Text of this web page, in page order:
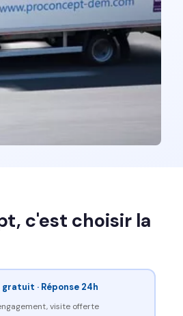
c'est choisir la
gratuit · Réponse 24h
visite offerte